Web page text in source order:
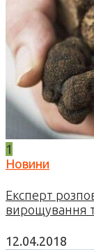
1
Новини
Експерт
вирощування
12.04.2018